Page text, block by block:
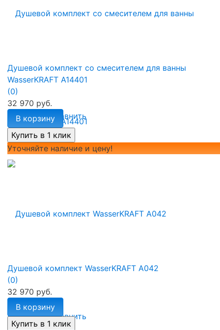
избранное сравнить
Душевой комплект со смесителем для ванны
WasserKRAFT A14401
(0)
32 970 руб.
В корзину
Уточняйте наличие и цену!
избранное сравнить
Душевой комплект WasserKRAFT A042
(0)
32 970 руб.
В корзину